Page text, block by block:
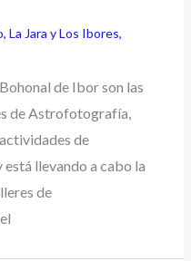
,La Jara y Los Ibores,
de Ibor son las
de Astrofotografía,
de
llevando a cabo la
de